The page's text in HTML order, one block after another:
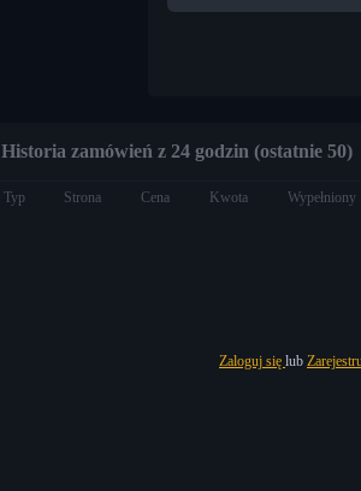
Historia zamówień z 24 godzin (ostatnie 50)
Typ Strona Cena Kwota Wypełniony
Zaloguj się lub